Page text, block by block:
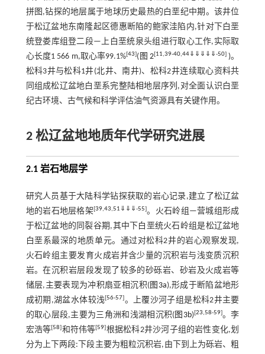
拼图,钻探的地层属于地球历史最热的白垩纪中期。该井位
于松辽盆地东南隆起区德惠断陷的鲍家洼陷内,针对下白垩
统登娄库组登二段—上白垩统泉头组进行取心工作,实际取
心长度1 566 m,取心率99.1%[43]( 图 2[11,39-40,44⇓ ⇓ ⇓ ⇓ ⇓-50] )。
松科3井与松科1井(北井、南井)、松科2井连续取心资料共
同组成松辽盆地白垩系完整陆相地层序列,对全面认识白垩
纪古环境、古气候和科学评估油气资源具有关键作用。
2 松辽盆地地质年代学研究进展
2.1 岩石地层学
研究人员基于大陆科学钻探获取的岩心记录,建立了松辽盆
地的岩石地层格架[39,43,51 ⇓ ⇓ ⇓-55]。火石岭组—营城组形成
于松辽盆地的同裂谷期,其中下白垩统火石岭组是松辽盆地
白垩系最深的地质单元。通过对松科2井的岩心观察发现,
火石岭组主要发育火成岩并含少量的沉积岩与浅变质沉积
岩。在沉积岩层段发现了较多的砂砾岩、砂岩及火成岩等
储层,主要表现为冲积扇亚相沉积( 图3a),形成于断陷盆地形
成初期,湖盆水体较浅[56-57]。上覆沙河子组是松科2井主要
的取心层段,主要为三角洲和浅湖相沉积( 图3b)[23,58-59]。李
宏浩等[58]和符伟等[59]根据松科2井沙河子组的岩性变化,划
分为上下两段:下段主要为粗粒沉积岩,由下到上为砾岩、粗